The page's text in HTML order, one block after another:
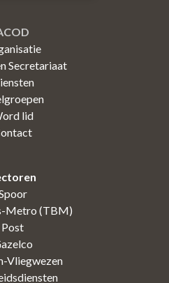
Secretariaat
lid
Metro (TBM)
Post
Vliegwezen